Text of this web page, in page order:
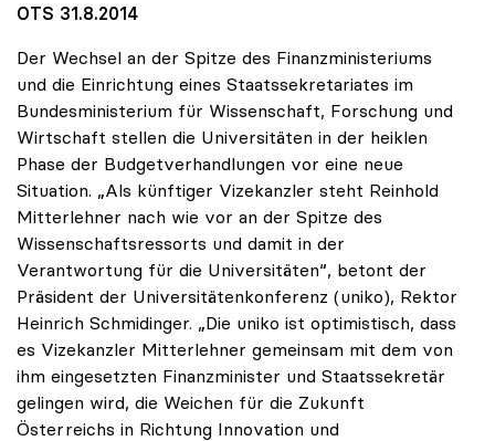
OTS 31.8.2014
Der Wechsel an der Spitze des Finanzministeriums
und die Einrichtung eines Staatssekretariates im
Bundesministerium für Wissenschaft, Forschung und
Wirtschaft stellen die Universitäten in der heiklen
Phase der Budgetverhandlungen vor eine neue
Situation. „Als künftiger Vizekanzler steht Reinhold
Mitterlehner nach wie vor an der Spitze des
Wissenschaftsressorts und damit in der
Verantwortung für die Universitäten“, betont der
Präsident der Universitätenkonferenz (uniko), Rektor
Heinrich Schmidinger. „Die uniko ist optimistisch, dass
es Vizekanzler Mitterlehner gemeinsam mit dem von
ihm eingesetzten Finanzminister und Staatssekretär
gelingen wird, die Weichen für die Zukunft
Österreichs in Richtung Innovation und